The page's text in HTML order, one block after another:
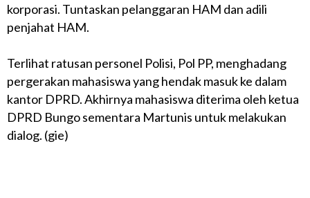
korporasi. Tuntaskan pelanggaran HAM dan adili
penjahat HAM.
Terlihat ratusan personel Polisi, Pol PP, menghadang
pergerakan mahasiswa yang hendak masuk ke dalam
kantor DPRD. Akhirnya mahasiswa diterima oleh ketua
DPRD Bungo sementara Martunis untuk melakukan
dialog. (gie)